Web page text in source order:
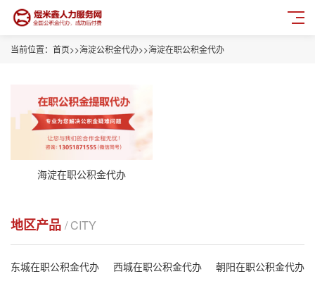
当前位置： 首页>>海淀公积金代办>>海淀在职公积金代办
海淀在职公积金代办
地区产品 / CITY
东城在职公积金代办 西城在职公积金代办
朝阳在职公积金代办